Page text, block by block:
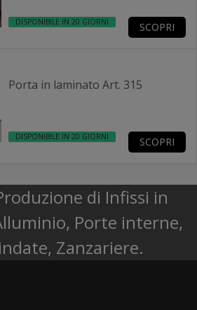
DISPONIBILE IN 20 GIORNI SCOPRI
Porta in laminato Art. 315
DISPONIBILE IN 20 GIORNI SCOPRI
di Infissi in
Porte interne,
Zanzariere.